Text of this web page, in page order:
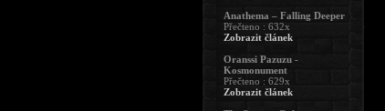
Anathema – Falling Deeper
Přečteno : 632x
Zobrazit článek
Oranssi Pazuzu -
Kosmonument
Přečteno : 629x
Zobrazit článek